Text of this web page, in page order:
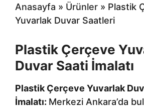
Anasayfa » Ürünler » Plastik
Yuvarlak Duvar Saatleri
Plastik Çerçeve
Duvar Saati İmalatı
Plastik Çerçeve Yuvarlak
İmalatı: Merkezi Ankara’da